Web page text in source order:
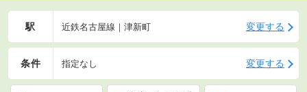
駅 近鉄名古屋線｜津新町 変更する
条件 指定なし 変更する